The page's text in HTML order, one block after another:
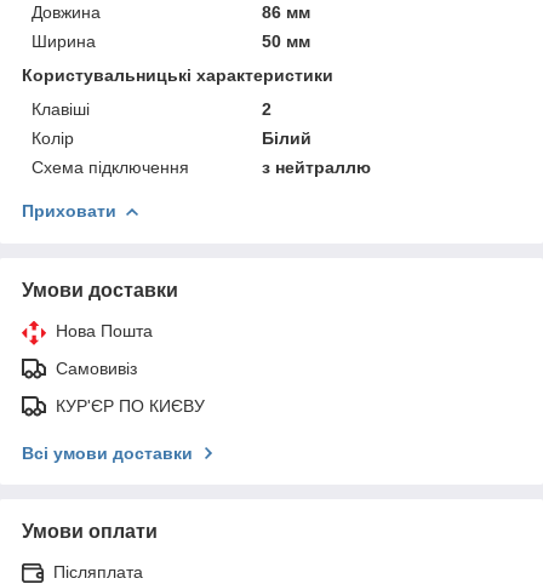
Довжина
86 мм
Ширина
50 мм
Користувальницькі характеристики
Клавіші
2
Колір
Білий
Схема підключення
з нейтраллю
Приховати
Умови доставки
Нова Пошта
Самовивіз
КУР'ЄР ПО КИЄВУ
Всі умови доставки
Умови оплати
Післяплата